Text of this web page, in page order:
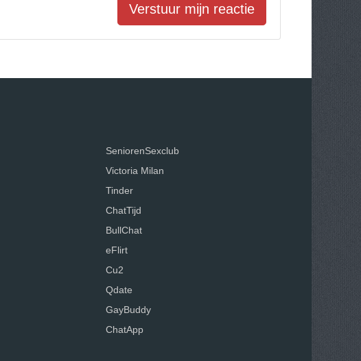
Verstuur mijn reactie
SeniorenSexclub
Victoria Milan
Tinder
ChatTijd
BullChat
eFlirt
Cu2
Qdate
GayBuddy
ChatApp